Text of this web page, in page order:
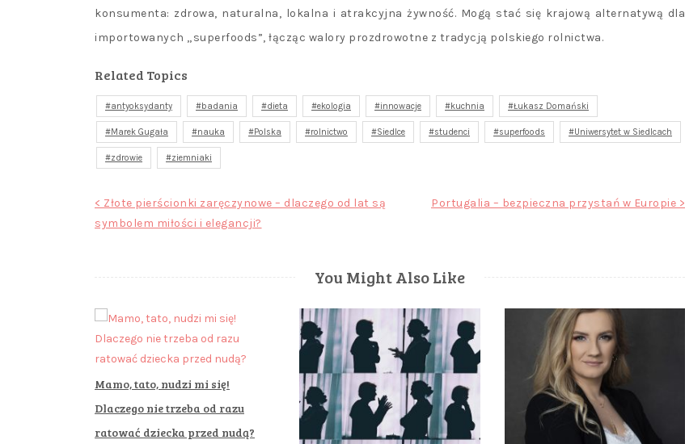
konsumenta: zdrowa, naturalna, lokalna i atrakcyjna żywność. Mogą stać się krajową alternatywą dla
importowanych „superfoods”, łącząc walory prozdrowotne z tradycją polskiego rolnictwa.
Related Topics
antyoksydanty badania dieta ekologia innowacje kuchnia Łukasz Domański
Marek Gugała nauka Polska rolnictwo Siedlce studenci superfoods Uniwersytet w Siedlcach
zdrowie ziemniaki
Nawigacja
wpisu
< Złote pierścionki zaręczynowe – dlaczego od lat są
symbolem miłości i elegancji?
Portugalia – bezpieczna przystań w Europie >
You Might Also Like
Mamo, tato, nudzi mi się!
Dlaczego nie trzeba od razu
ratować dziecka przed nudą?